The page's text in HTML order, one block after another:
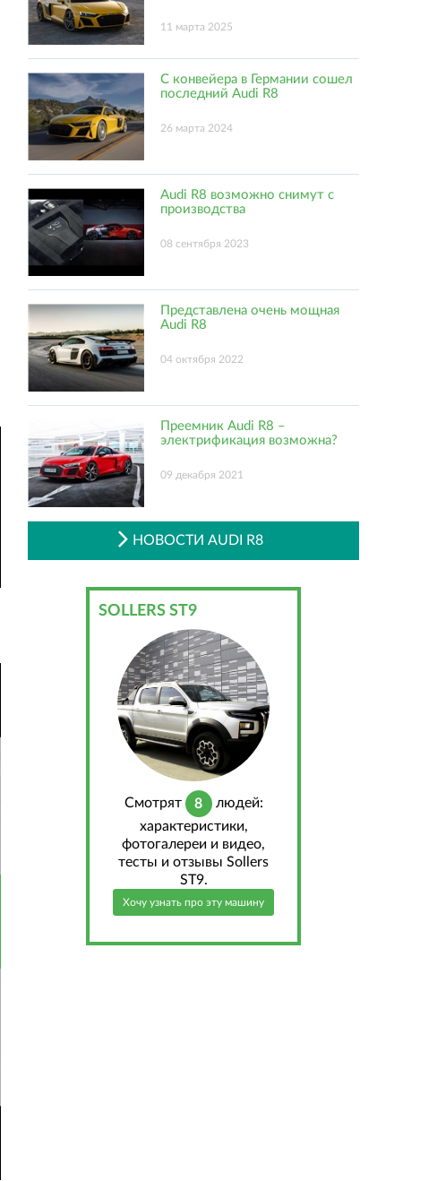
11 марта 2025
С конвейера в Германии сошел
последний Audi R8
26 марта 2024
Audi R8 возможно снимут с
производства
08 сентября 2023
Представлена очень мощная
Audi R8
04 октября 2022
Преемник Audi R8 –
электрификация возможна?
09 декабря 2021
НОВОСТИ AUDI R8
SOLLERS ST9
Cмотрят 8
людей:
характеристики,
фотогалереи и видео,
тесты и отзывы Sollers
ST9.
Хочу узнать про эту машину